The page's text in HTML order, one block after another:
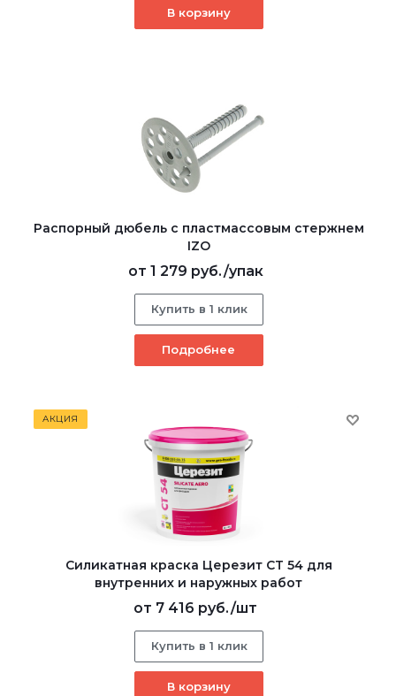
В корзину
Распорный дюбель с пластмассовым стержнем
IZO
от 1 279 руб./упак
Купить в 1 клик
Подробнее
АКЦИЯ
Силикатная краска Церезит CT 54 для
внутренних и наружных работ
от 7 416 руб./шт
Купить в 1 клик
В корзину